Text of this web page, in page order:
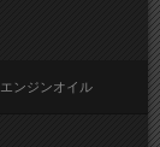
エンジンオイル